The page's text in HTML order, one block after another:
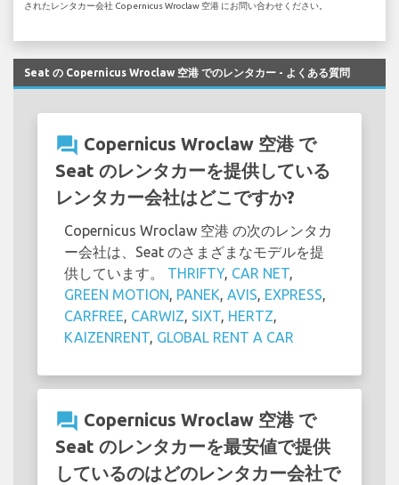
されたレンタカー会社 Copernicus Wroclaw 空港 にお問い合わせください。
Seat の Copernicus Wroclaw 空港 でのレンタカー - よくある質問
question_answer Copernicus Wroclaw 空港 で
Seat のレンタカーを提供している
レンタカー会社はどこですか?
Copernicus Wroclaw 空港 の次のレンタカ
ー会社は、Seat のさまざまなモデルを提
供しています。 THRIFTY, CAR NET,
GREEN MOTION, PANEK, AVIS, EXPRESS,
CARFREE, CARWIZ, SIXT, HERTZ,
KAIZENRENT, GLOBAL RENT A CAR
question_answer Copernicus Wroclaw 空港 で
Seat のレンタカーを最安値で提供
しているのはどのレンタカー会社で